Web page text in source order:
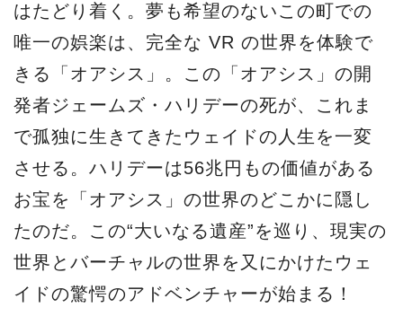
はたどり着く。夢も希望のないこの町での
唯一の娯楽は、完全な VR の世界を体験で
きる「オアシス」。この「オアシス」の開
発者ジェームズ・ハリデーの死が、これま
で孤独に生きてきたウェイドの人生を一変
させる。ハリデーは56兆円もの価値がある
お宝を「オアシス」の世界のどこかに隠し
たのだ。この“大いなる遺産”を巡り、現実の
世界とバーチャルの世界を又にかけたウェ
イドの驚愕のアドベンチャーが始まる！